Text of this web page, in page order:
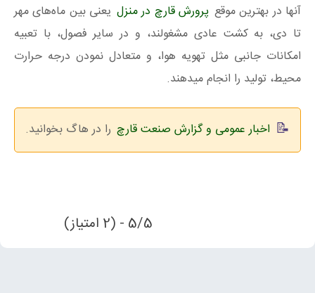
آنها در بهترین موقع پرورش قارچ در منزل یعنی بین ماه‌های مهر
تا دی، به کشت عادی مشغولند، و در سایر فصول، با تعبیه
امکانات جانبی مثل تهویه هوا، و متعادل نمودن درجه حرارت
محیط، تولید را انجام میدهند.
اخبار عمومی و گزارش صنعت قارچ را در هاگ بخوانید.
5/5 - (2 امتیاز)